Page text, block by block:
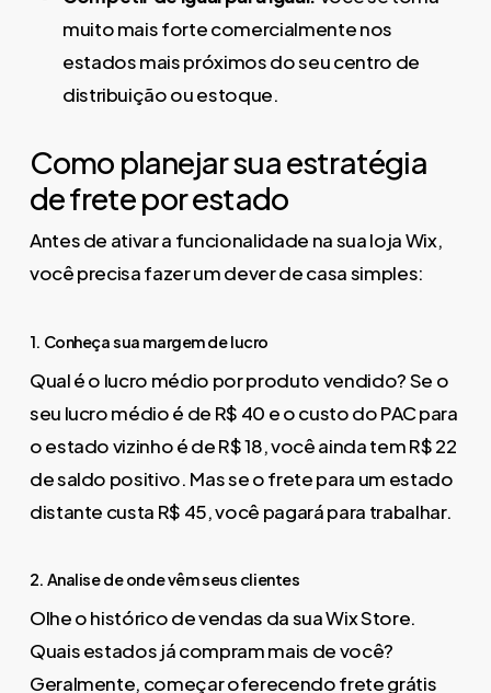
muito mais forte comercialmente nos
estados mais próximos do seu centro de
distribuição ou estoque.
Como planejar sua estratégia
de frete por estado
Antes de ativar a funcionalidade na sua loja Wix,
você precisa fazer um dever de casa simples:
1. Conheça sua margem de lucro
Qual é o lucro médio por produto vendido? Se o
seu lucro médio é de R$ 40 e o custo do PAC para
o estado vizinho é de R$ 18, você ainda tem R$ 22
de saldo positivo. Mas se o frete para um estado
distante custa R$ 45, você pagará para trabalhar.
2. Analise de onde vêm seus clientes
Olhe o histórico de vendas da sua Wix Store.
Quais estados já compram mais de você?
Geralmente, começar oferecendo frete grátis